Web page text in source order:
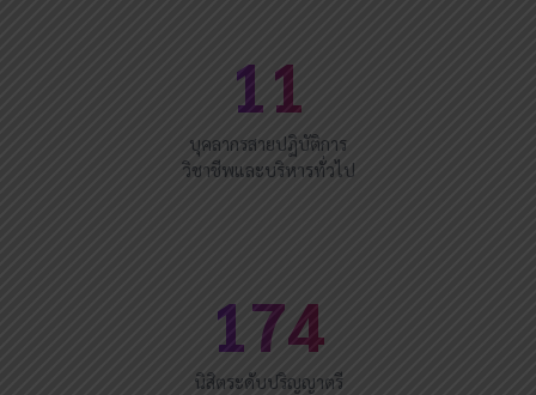
11
บุคลากรสายปฏิบัติการ
วิชาชีพและบริหารทั่วไป
174
นิสิตระดับปริญญาตรี